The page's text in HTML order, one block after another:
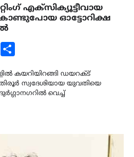
എക്സിക്യൂട്ടീവായ
ഓട്ടോറിക്ഷ
Copy
കയറിയിറങ്ങി ഡയറക്ട്
തിരൂർ സ്വദേശിയായ യുവതിയെ
വെച്ച്